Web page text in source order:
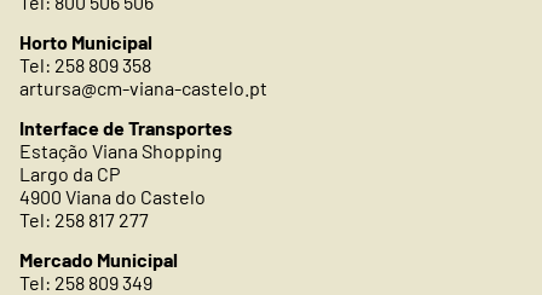
Horto Municipal
Tel: 258 809 358
artursa@cm-viana-castelo.pt
Interface de Transportes
Estação Viana Shopping
Largo da CP
4900 Viana do Castelo
Tel: 258 817 277
Mercado Municipal
Tel: 258 809 349